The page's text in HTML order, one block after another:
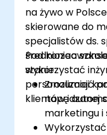
na żywo w
skierowane do
specjalistów ds.
wykorzystać
personalizacji
klientów i
Pod koniec
stanie:
Zrozumieć
napędzanej
marketingu i